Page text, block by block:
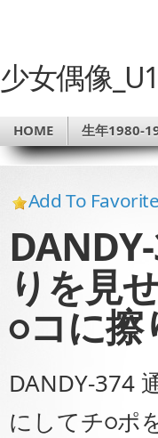
少女偶像
HOME 生年1980-
Add To
りを見
○コに擦
DANDY-374
にしてチ○ポ